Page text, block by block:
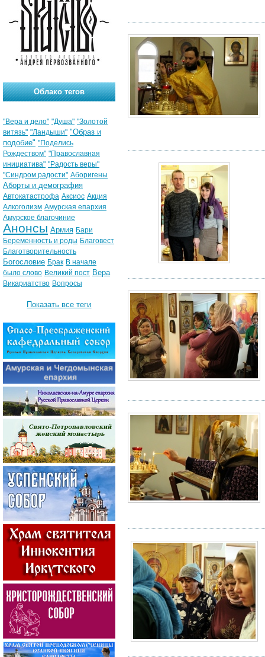
Облако тегов
"Вера и дело" "Душа" "Золотой
витязь" "Ландыши" "Образ и
подобие" "Поделись
Рождеством" "Православная
инициатива" "Радость веры"
"Синдром радости" Аборигены
Аборты и демография
Автокатастрофа Аксиос Акция
Алкоголизм Амурская епархия
Амурское благочиние
Анонсы Армия Бари
Беременность и роды Благовест
Благотворительность
Богословие Брак В начале
было слово Великий пост Вера
Викариатство Вопросы
Показать все теги